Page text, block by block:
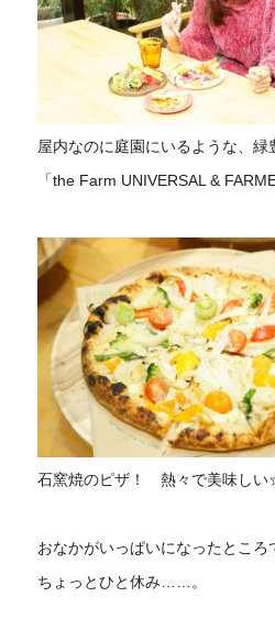
屋内なのに庭園にいるような、緑
「the Farm UNIVERSAL &
石窯焼のピザ！ 熱々で美味し
おなかがいっぱいになったところ
ちょっとひと休み……。